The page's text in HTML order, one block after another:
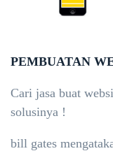
PEMBUATAN
Cari jasa buat
solusinya !
bill gates